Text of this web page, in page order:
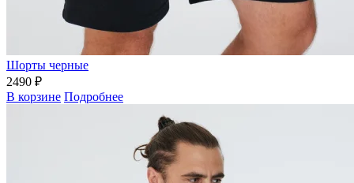
Шорты черные
2490 ₽
В корзине Подробнее